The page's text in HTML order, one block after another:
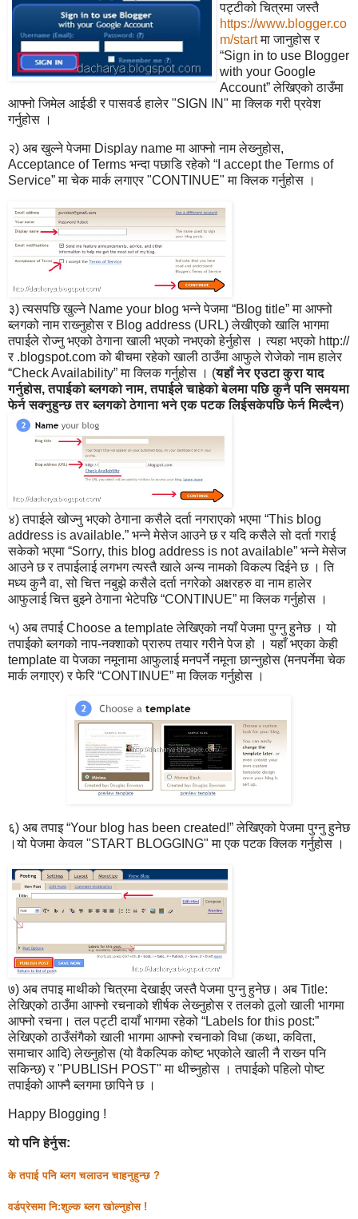
पट्टीको चित्रमा जस्तै
https://www.blogger.co
m/startमा जानुहोस र
“Sign in to use Blogger
with your Google
Account” लेखिएको ठाउँमा
आफ्नो जिमेल आईडी र पासवर्ड हालेर "SIGN IN" मा क्लिक गरी प्रवेश
गर्नुहोस ।
२) अब खुल्ने पेजमा Display name मा आफ्नो नाम लेख्‍नुहोस,
Acceptance of Terms भन्दा पछाडि रहेको “I accept the Terms of
Service” मा चेक मार्क लगाएर "CONTINUE" मा क्लिक गर्नुहोस ।
३) त्यसपछि खुल्ने Name your blog भन्ने पेजमा “Blog title” मा आफ्नो
ब्लगको नाम राख्‍नुहोस र Blog address (URL) लेखीएको खालि भागमा
तपाईले रोज्नु भएको ठेगाना खाली भएको नभएको हेर्नुहोस । त्यहा भएको http://
र .blogspot.com को बीचमा रहेको खाली ठाउँमा आफुले रोजेको नाम हालेर
“Check Availability” मा क्लिक गर्नुहोस । (यहाँ नेर एउटा कुरा याद
गर्नुहोस, तपाईको ब्लगको नाम, तपाईले चाहेको बेलमा पछि कुनै पनि समयमा
फेर्न सक्नुहुन्छ तर ब्लगको ठेगाना भने एक पटक लिईसकेपछि फेर्न मिल्दैन)
४) तपाईले खोज्नु भएको ठेगाना कसैले दर्ता नगराएको भएमा “This blog
address is available.” भन्ने मेसेज आउने छ र यदि कसैले सो दर्ता गराई
सकेको भएमा “Sorry, this blog address is not available” भन्ने मेसेज
आउने छ र तपाईलाई लगभग त्यस्तै खाले अन्य नामको विकल्प दिईने छ । ति
मध्य कुनै वा, सो चित्त नबुझे कसैले दर्ता नगरेको अक्षरहरु वा नाम हालेर
आफुलाई चित्त बुझ्ने ठेगाना भेटेपछि “CONTINUE” मा क्लिक गर्नुहोस ।
५) अब तपाई Choose a template लेखिएको नयाँ पेजमा पुग्नु हुनेछ । यो
तपाईको ब्लगको नाप-नक्शाको प्रारुप तयार गरीने पेज हो । यहाँ भएका केही
template वा पेजका नमूनामा आफुलाई मनपर्ने नमूना छान्नुहोस (मनपर्नेमा चेक
मार्क लगाएर) र फेरि “CONTINUE” मा क्लिक गर्नुहोस ।
६) अब तपाइ “Your blog has been created!” लेखिएको पेजमा पुग्नु हुनेछ
।यो पेजमा केवल "START BLOGGING" मा एक पटक क्लिक गर्नुहोस ।
७) अब तपाइ माथीको चित्रमा देखाईए जस्तै पेजमा पुग्नु हुनेछ। अब Title:
लेखिएको ठाउँमा आफ्नो रचनाको शीर्षक लेख्‍नुहोस र तलको ठूलो खाली भागमा
आफ्नो रचना। तल पट्टी दायाँ भागमा रहेको “Labels for this post:”
लेखिएको ठाउँसंगैको खाली भागमा आफ्नो रचनाको विधा (कथा, कविता,
समाचार आदि) लेख्‍नुहोस (यो वैकल्पिक कोष्ट भएकोले खाली नै राख्‍न पनि
सकिन्छ) र "PUBLISH POST" मा थीच्नुहोस । तपाईको पहिलो पोष्ट
तपाईको आफ्नै ब्लगमा छापिने छ ।
Happy Blogging !
यो पनि हेर्नुस:
के तपाई पनि ब्लग चलाउन चाहनुहुन्छ ?
वर्डप्रेसमा नि:शुल्क ब्लग खोल्नुहोस !